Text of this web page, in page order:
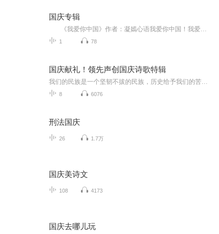
国庆专辑
1 78
国庆献礼！领先声创国庆诗歌特辑
8 6076
刑法国庆
26 1.7万
国庆美诗文
108 4173
国庆去哪儿玩